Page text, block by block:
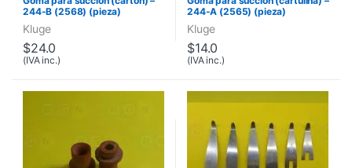
244-B (2568) (pieza)
Kluge
$24.0
(IVA inc.)
244-A (2565) (pieza)
Kluge
$14.0
(IVA inc.)